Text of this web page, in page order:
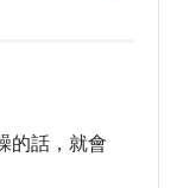
的話，就會